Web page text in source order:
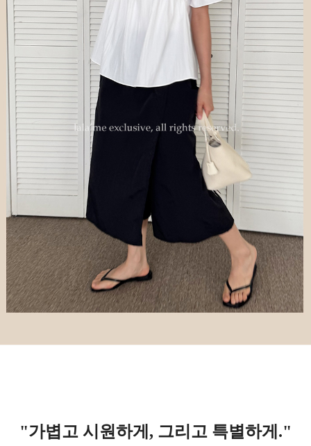
"가볍고 시원하게, 그리고 특별하게."